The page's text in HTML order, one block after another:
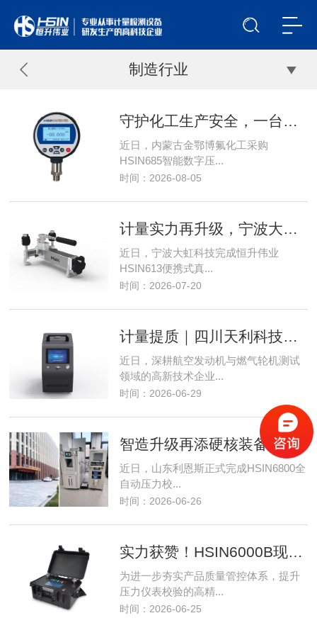
制造行业
守护化工生产安全，一台HSIN685智能数字压力校验仪能做什么？
近日，内蒙古金鄂博氟化工采购
HSIN685智能数字压...
时间：2026-08-05
计量实力再升级，宁波大虹科技选用恒升伟业HSIN613便携式真空压力泵
近日，宁波大虹科技完成恒升伟业
HSIN613便携式真...
时间：2026-07-20
计量提质｜四川天利科技引入HSIN150便携式干体炉，筑牢航空温度校准根基
近日，深耕航空发动机与燃气轮机测试
领域的高新技术企业...
时间：2026-06-29
智造升级再添硬核装备｜山东利恩斯智能采购HSIN6800全自动压力校验系统
近日，山东利恩斯正式完成HSIN6800全
自动压力校...
时间：2026-06-26
实力获赞！HSIN6000B现场全自动压力校验仪赋能四达机械军工质检升级
为进一步夯实产品质量管控体系，提升
压力仪表校验的高精...
时间：2026-06-25